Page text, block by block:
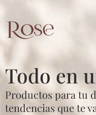
contenido
Todo en
Productos para tu
tendencias que te